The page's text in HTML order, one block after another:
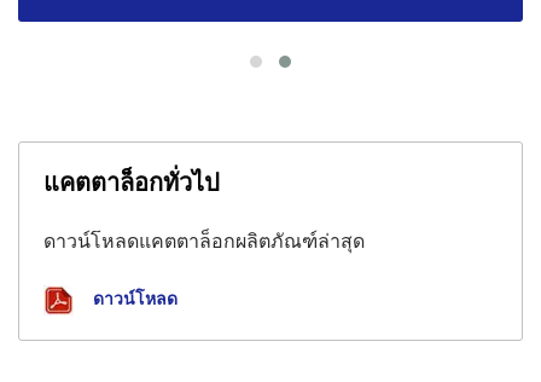
แคตตาล็อกทั่วไป
ดาวน์โหลดแคตตาล็อกผลิตภัณฑ์ล่าสุด
ดาวน์โหลด